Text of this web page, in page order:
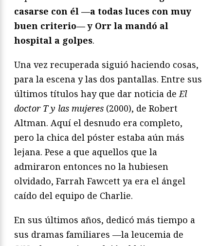
casarse con él —a todas luces con muy
buen criterio— y Orr la mandó al
hospital a golpes.
Una vez recuperada siguió haciendo cosas,
para la escena y las dos pantallas. Entre sus
últimos títulos hay que dar noticia deEl
doctor T y las mujeres (2000), de Robert
Altman. Aquí el desnudo era completo,
pero la chica del póster estaba aún más
lejana. Pese a que aquellos que la
admiraron entonces no la hubiesen
olvidado, Farrah Fawcett ya era el ángel
caído del equipo de Charlie.
En sus últimos años, dedicó más tiempo a
sus dramas familiares —la leucemia de